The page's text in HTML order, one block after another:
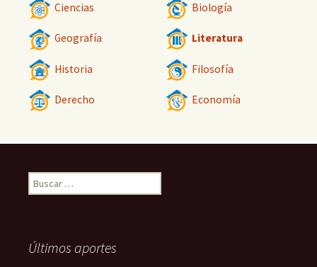
Ciencias Biología
Geografía Literatura
Historia Filosofía
Derecho Economía
Buscar:
Últimos aportes